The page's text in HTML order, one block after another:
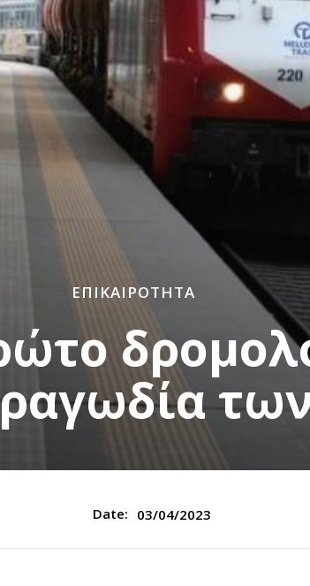
ΕΠΙΚΑΙΡΌΤΗΤΑ
Date: 03/04/2023